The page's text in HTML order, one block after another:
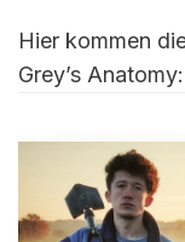
Hier kommen
Grey’s Anatomy: